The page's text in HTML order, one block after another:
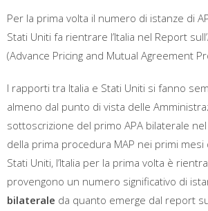
Per la prima volta il numero di istanze di
Stati Uniti fa rientrare l’Italia nel Report
(Advance Pricing and Mutual Agreement
I rapporti tra Italia e Stati Uniti si fanno
almeno dal punto di vista delle
sottoscrizione del primo APA bilaterale
della prima procedura MAP nei primi mesi
Stati Uniti, l’Italia per la prima volta è
provengono un numero significativo di
bilaterale da quanto emerge dal report